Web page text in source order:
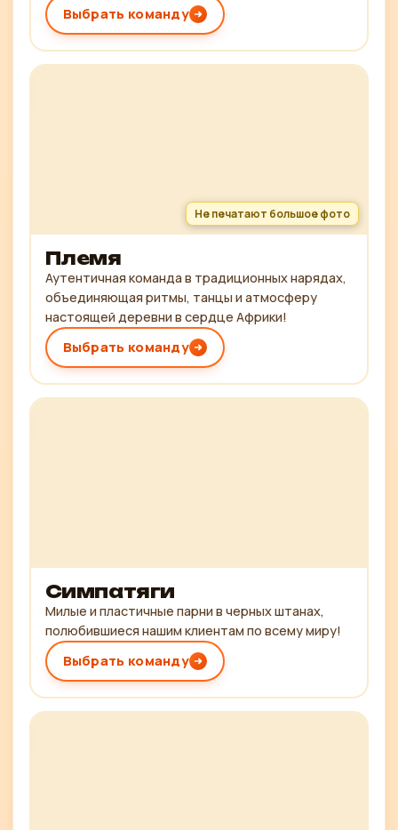
Выбрать команду
Не печатают большое фото
Племя
Аутентичная команда в традиционных нарядах,
объединяющая ритмы, танцы и атмосферу
настоящей деревни в сердце Африки!
Выбрать команду
Симпатяги
Милые и пластичные парни в черных штанах,
полюбившиеся нашим клиентам по всему миру!
Выбрать команду